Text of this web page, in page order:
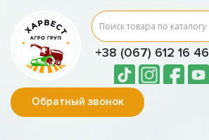
+38 (067) 612 16 46
Обратный звонок